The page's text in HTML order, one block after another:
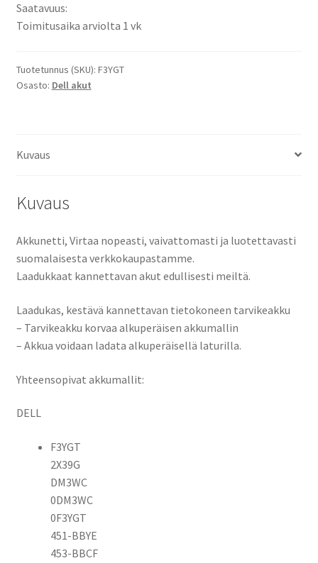
7000,
Latitude
7290,
Latitude
Latitude
7380,
Latitude
7390,
Latitude
14
Latitude
14
7490,
Latitude
Latitude
Tietokoneakku
Saatavuus:
Toimitusaika arviolta 1 vk
Tuotetunnus (SKU): F3YGT
Osasto: Dell akut
Kuvaus
Kuvaus
Akkunetti, Virtaa nopeasti, vaivattomasti ja luotettavasti
suomalaisesta verkkokaupastamme.
Laadukkaat kannettavan akut edullisesti meiltä.
Laadukas, kestävä kannettavan tietokoneen tarvikeakku
– Tarvikeakku korvaa alkuperäisen akkumallin
– Akkua voidaan ladata alkuperäisellä laturilla.
Yhteensopivat akkumallit:
DELL
F3YGT
2X39G
DM3WC
0DM3WC
0F3YGT
451-BBYE
453-BBCF